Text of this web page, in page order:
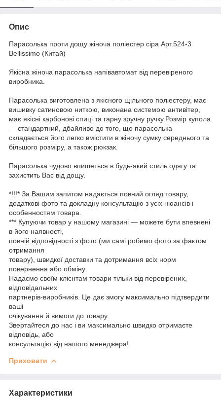
Опис
Парасолька проти дощу жіноча поліестер сіра Арт.524-3
Bellissimo (Китай)
Якісна жіноча парасолька напівавтомат від перевіреного
виробника.
Парасолька виготовлена з якісного щільного поліестеру, має
вишивку сатиновою ниткою, виконана системою антивітер,
має якісні карбонові спиці та гарну зручну ручку.Розмір купола
— стандартний, дбайливо до того, що парасолька
складається його легко вмістити в жіночу сумку середнього та
більшого розміру, а також рюкзак.
Парасолька чудово впишеться в будь-який стиль одягу та
захистить Вас від дощу.
*!!!* За Вашим запитом надається повний огляд товару,
додаткові фото та докладну консультацію з усіх нюансів і
особенностям товара.
*** Купуючи товар у нашому магазині — можете бути впевнені
в його наявності,
повній відповідності з фото (ми самі робимо фото за фактом
отримання
товару), швидкої доставки та дотримання всіх норм
повернення або обміну.
Надаємо своїм клієнтам товари тільки від перевірених,
відповідальних
партнерів-виробників. Це дає змогу максимально підтвердити
ваші
очікування й вимоги до товару.
Звертайтеся до нас і ви максимально швидко отримаєте
відповідь, або
консультацію від нашого менеджера!
Приховати
Характеристики